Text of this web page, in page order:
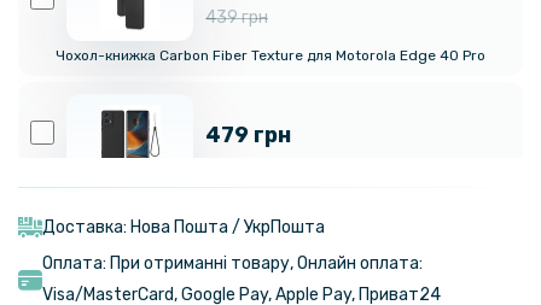
439 грн
Чохол-книжка Carbon Fiber Texture для Motorola Edge 40 Pro
479 грн
Чохол - накладка Silicone Cover Full для Motorola Edge 50 Fusion
439 грн
Доставка: Нова Пошта / УкрПошта
Оплата: При отриманні товару, Онлайн оплата:
Visa/MasterСard, Google Pay, Apple Pay, Приват24